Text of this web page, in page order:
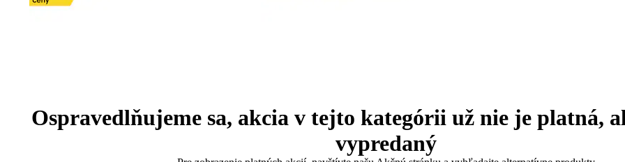
Ospravedlňujeme sa, akcia v tejto kategórii už nie je platná,
vypredaný